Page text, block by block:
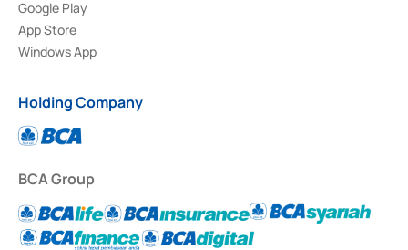
Google Play
App Store
Windows App
Holding Company
BCA Group